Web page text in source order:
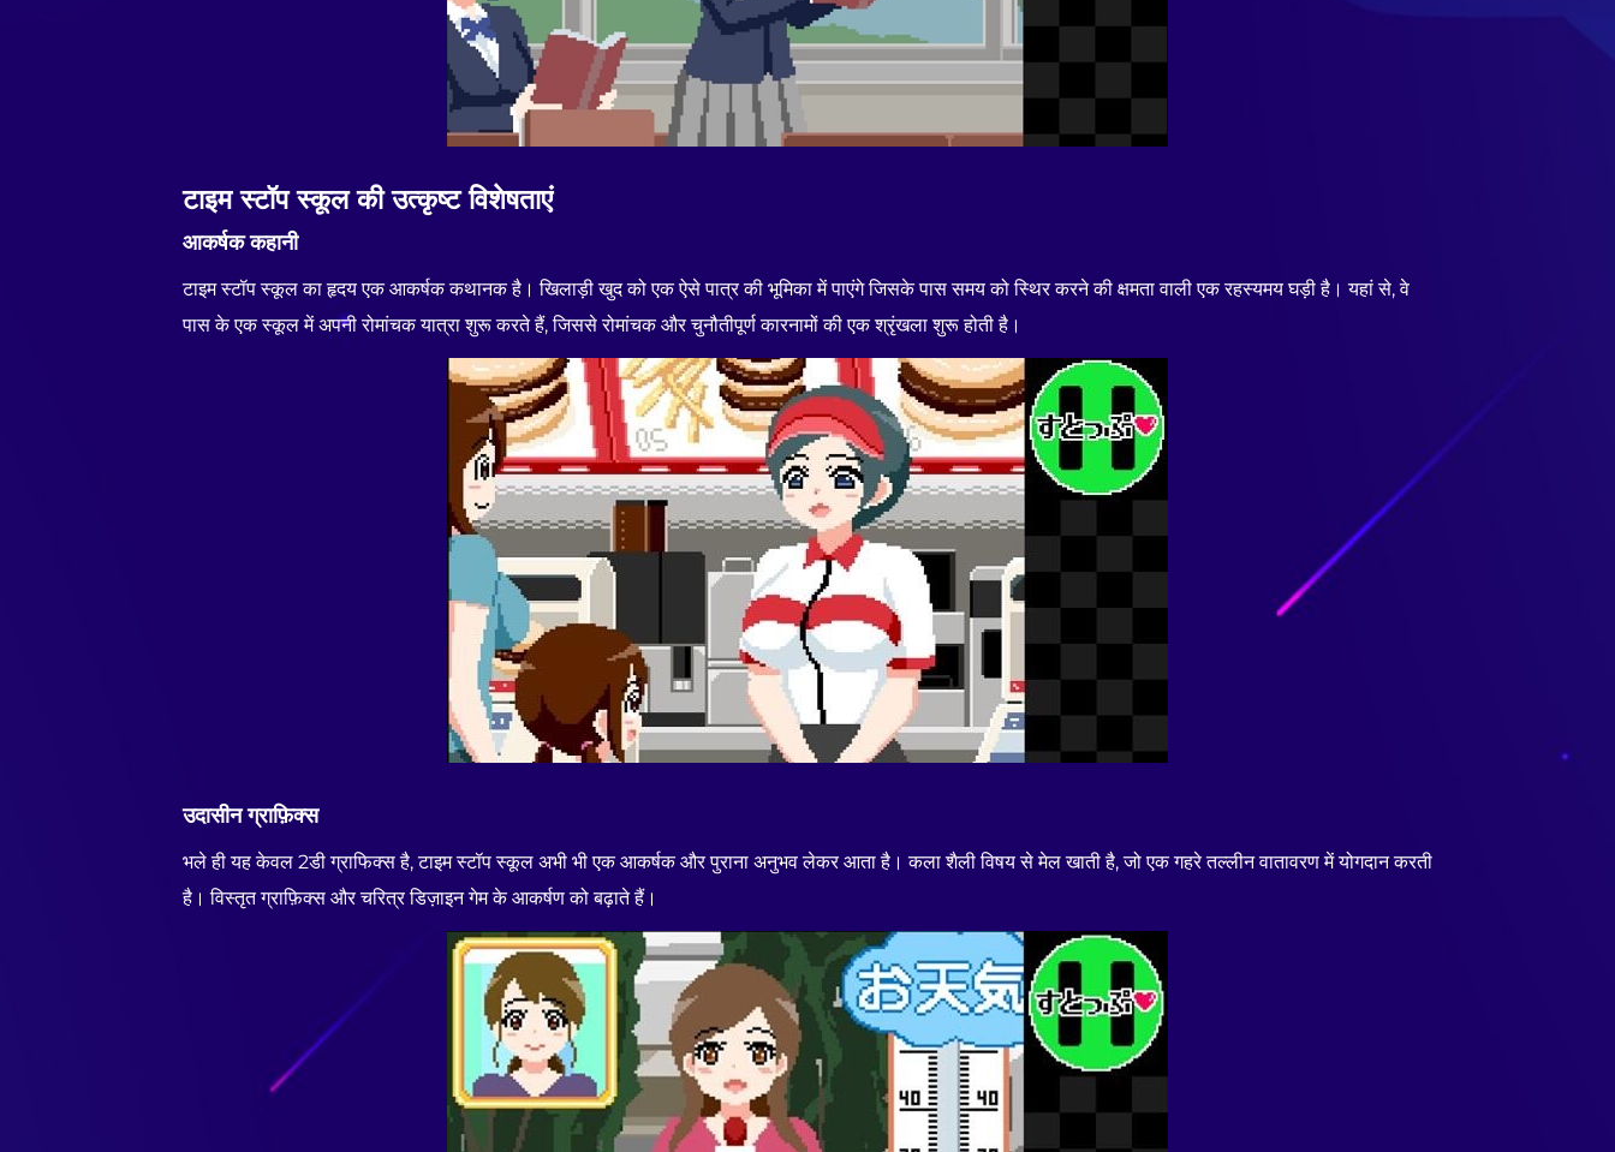
टाइम स्टॉप स्कूल की उत्कृष्ट विशेषताएं
आकर्षक कहानी
टाइम स्टॉप स्कूल का हृदय एक आकर्षक कथानक है। खिलाड़ी खुद को एक ऐसे पात्र की भूमिका में पाएंगे जिसके पास समय को स्थिर करने की क्षमता वाली एक रहस्यमय घड़ी है। यहां से, वे
पास के एक स्कूल में अपनी रोमांचक यात्रा शुरू करते हैं, जिससे रोमांचक और चुनौतीपूर्ण कारनामों की एक श्रृंखला शुरू होती है।
उदासीन ग्राफ़िक्स
भले ही यह केवल 2डी ग्राफिक्स है, टाइम स्टॉप स्कूल अभी भी एक आकर्षक और पुराना अनुभव लेकर आता है। कला शैली विषय से मेल खाती है, जो एक गहरे तल्लीन वातावरण में योगदान करती
है। विस्तृत ग्राफ़िक्स और चरित्र डिज़ाइन गेम के आकर्षण को बढ़ाते हैं।